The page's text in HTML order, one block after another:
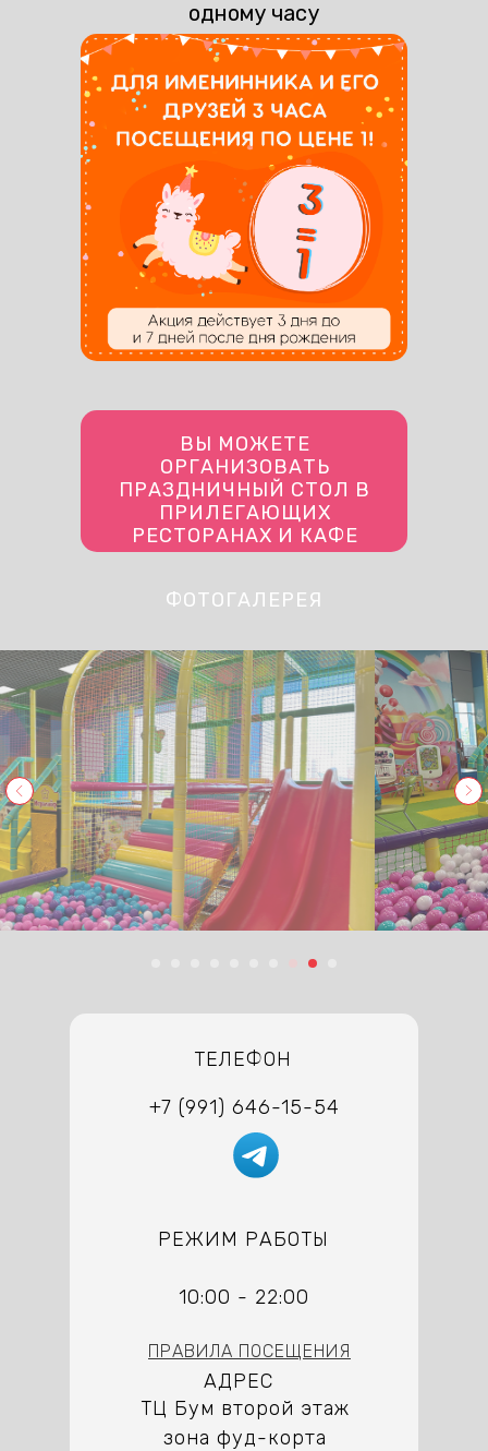
одному часу
ВЫ МОЖЕТЕ
ОРГАНИЗОВАТЬ
ПРАЗДНИЧНЫЙ СТОЛ В
ПРИЛЕГАЮЩИХ
РЕСТОРАНАХ И КАФЕ
ФОТОГАЛЕРЕЯ
ПРАВИЛА ПОСЕЩЕНИЯ
АДРЕС
ТЦ Бум второй этаж
зона фуд-корта
РЕЖИМ РАБОТЫ
10:00 - 22:00
ТЕЛЕФОН
+7 (991) 646-15-54